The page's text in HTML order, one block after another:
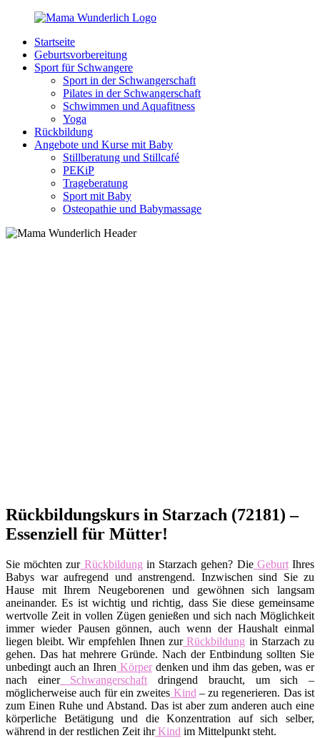
Zurück
Inhalt
MamaWunderlich.de
Mutti
sein
wunderbar!
Startseite
Geburtsvorbereitung
Sport für Schwangere
Sport in der Schwangerschaft
Pilates in der Schwangerschaft
Schwimmen und Aquafitness
Yoga
Rückbildung
Angebote und Kurse mit Baby
Stillberatung und Stillcafé
PEKiP
Trageberatung
Sport mit Baby
Osteopathie und Babymassage
Rückbildungskurs in Starzach (72181) –
Essenziell für Mütter!
Sie möchten zurRückbildung in Starzach gehen? DieGeburtIhres
Babys war aufregend und anstrengend. Inzwischen sind Sie zu
Hause mit Ihrem Neugeborenen und gewöhnen sich langsam
aneinander. Es ist wichtig und richtig, dass Sie diese gemeinsame
wertvolle Zeit in vollen Zügen genießen und sich nach Möglichkeit
immer wieder Pausen gönnen, auch wenn der Haushalt einmal
liegen bleibt. Wir empfehlen Ihnen zurRückbildung in Starzach zu
gehen. Das hat mehrere Gründe. Nach der Entbindung sollten Sie
unbedingt auch an Ihren Körperdenken und ihm das geben, was er
nach einerSchwangerschaft dringend braucht, um sich –
möglicherweise auch für ein zweites Kind – zu regenerieren. Das ist
zum Einen Ruhe und Abstand. Das ist aber zum anderen auch eine
körperliche Betätigung und die Konzentration auf sich selber,
während in der restlichen Zeit ihrKind im Mittelpunkt steht.